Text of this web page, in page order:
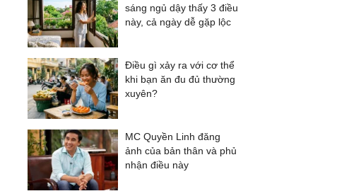
sáng ngủ dậy thấy 3 điều
này, cả ngày dễ gặp lộc
Điều gì xảy ra với cơ thể
khi bạn ăn đu đủ thường
xuyên?
MC Quyền Linh đăng
ảnh của bản thân và phủ
nhận điều này